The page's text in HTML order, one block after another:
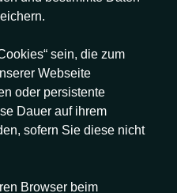
sein, die zum
Webseite
oder persistente
Dauer auf ihrem
sofern Sie diese nicht
Browser beim